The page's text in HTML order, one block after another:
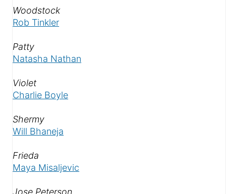
Als «
Woodstock»
Rob Tinkler
Als «
Patty»
Natasha Nathan
Als «
Violet»
Charlie Boyle
Als «
Shermy»
Will Bhaneja
Als «
Frieda
Maya Misaljevic
Als «
Jose Peterson»